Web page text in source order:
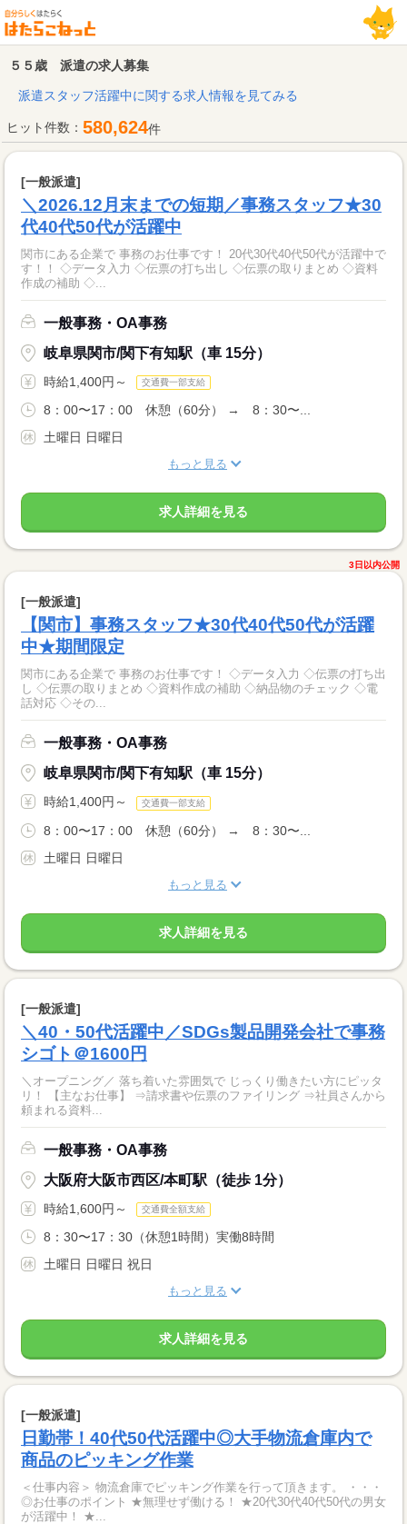
５５歳 派遣の求人募集
派遣スタッフ活躍中に関する求人情報を見てみる
ヒット件数： 580,624件
[一般派遣]
＼2026.12月末までの短期／事務スタッフ★30
代40代50代が活躍中
関市にある企業で 事務のお仕事です！ 20代30代40代50代が活躍中で
す！！ ◇データ入力 ◇伝票の打ち出し ◇伝票の取りまとめ ◇資料
作成の補助 ◇...
一般事務・OA事務
岐阜県関市/関下有知駅（車 15分）
時給1,400円～ 交通費一部支給
8：00〜17：00 休憩（60分） → 8：30〜...
土曜日 日曜日
もっと見る
求人詳細を見る
3日以内公開
[一般派遣]
【関市】事務スタッフ★30代40代50代が活躍
中★期間限定
関市にある企業で 事務のお仕事です！ ◇データ入力 ◇伝票の打ち出
し ◇伝票の取りまとめ ◇資料作成の補助 ◇納品物のチェック ◇電
話対応 ◇その...
一般事務・OA事務
岐阜県関市/関下有知駅（車 15分）
時給1,400円～ 交通費一部支給
8：00〜17：00 休憩（60分） → 8：30〜...
土曜日 日曜日
もっと見る
求人詳細を見る
[一般派遣]
＼40・50代活躍中／SDGs製品開発会社で事務
シゴト＠1600円
＼オープニング／ 落ち着いた雰囲気で じっくり働きたい方にピッタ
リ！ 【主なお仕事】 ⇒請求書や伝票のファイリング ⇒社員さんから
頼まれる資料...
一般事務・OA事務
大阪府大阪市西区/本町駅（徒歩 1分）
時給1,600円～ 交通費全額支給
8：30〜17：30（休憩1時間）実働8時間
土曜日 日曜日 祝日
もっと見る
求人詳細を見る
[一般派遣]
日勤帯！40代50代活躍中◎大手物流倉庫内で
商品のピッキング作業
＜仕事内容＞ 物流倉庫でピッキング作業を行って頂きます。 ・・・
◎お仕事のポイント ★無理せず働ける！ ★20代30代40代50代の男女
が活躍中！ ★...